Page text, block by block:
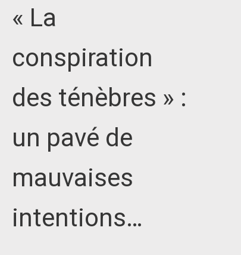
« La
conspiration
des ténèbres » :
un pavé de
mauvaises
intentions…